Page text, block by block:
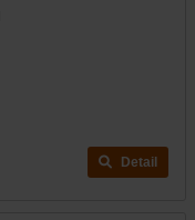
Detail